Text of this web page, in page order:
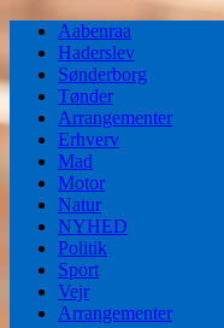
Aabenraa
Haderslev
Sønderborg
Tønder
Arrangementer
Erhverv
Mad
Motor
Natur
NYHED
Politik
Sport
Vejr
Arrangementer